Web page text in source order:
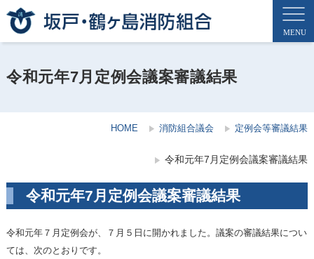
令和元年7月定例会議案審議結果
HOME 消防組合議会 定例会等審議結果
令和元年7月定例会議案審議結果
令和元年7月定例会議案審議結果
令和元年７月定例会が、７月５日に開かれました。議案の審議結果につい
ては、次のとおりです。